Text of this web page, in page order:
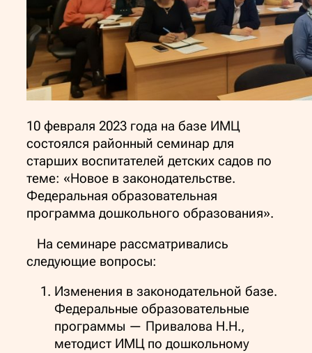
10 февраля 2023 года на базе ИМЦ
состоялся районный семинар для
старших воспитателей детских садов по
теме: «Новое в законодательстве.
Федеральная образовательная
программа дошкольного образования».
На семинаре рассматривались
следующие вопросы:
Изменения в законодательной базе.
Федеральные образовательные
программы — Привалова Н.Н.,
методист ИМЦ по дошкольному